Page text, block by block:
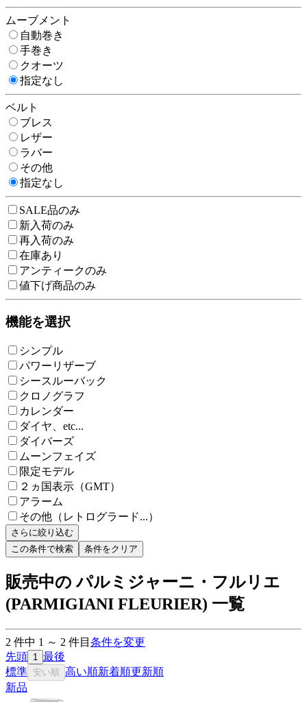
ムーブメント
自動巻き
手巻き
クオーツ
指定なし
ベルト
ブレス
レザー
ラバー
その他
指定なし
SALE品のみ
新入荷のみ
再入荷のみ
在庫あり
アンティークのみ
値下げ商品のみ
機能を選択
シンプル
パワーリザーブ
シースルーバック
クロノグラフ
カレンダー
ダイヤ、etc...
ダイバーズ
ムーンフェイズ
限定モデル
２ヵ国表示（GMT）
アラーム
その他（レトログラード...）
さらに絞り込む
この条件で検索
条件をクリア
販売中の パルミジャーニ・フルリエ
(PARMIGIANI FLEURIER) 一覧
2 件中 1 ～ 2 件目 条件を変更
先頭 1 最後
標準 安い順 高い順新着順更新順
新品